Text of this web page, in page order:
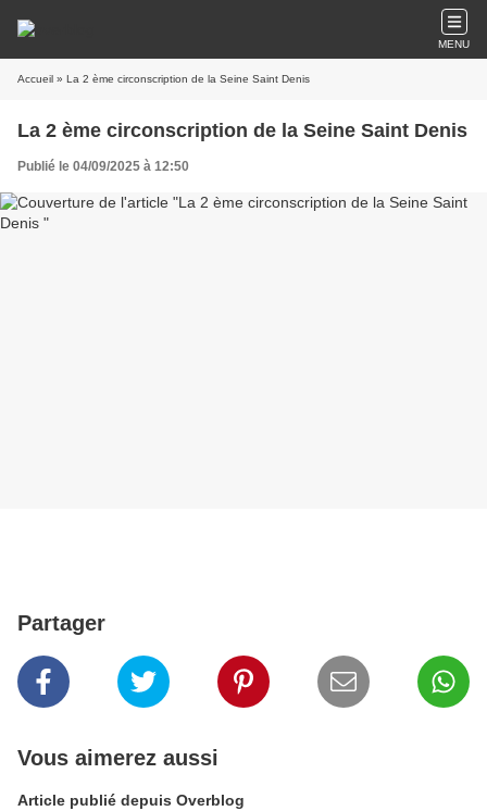
MENU
Accueil » La 2 ème circonscription de la Seine Saint Denis
La 2 ème circonscription de la Seine Saint Denis
Publié le 04/09/2025 à 12:50
Partager
Vous aimerez aussi
Article publié depuis Overblog